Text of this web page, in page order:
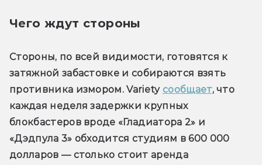
Чего ждут стороны
Стороны, по всей видимости, готовятся к
затяжной забастовке и собираются взять
противника измором. Variety сообщает, что
каждая неделя задержки крупных
блокбастеров вроде «Гладиатора 2» и
«Дэдпула 3» обходится студиям в 600 000
долларов — столько стоит аренда